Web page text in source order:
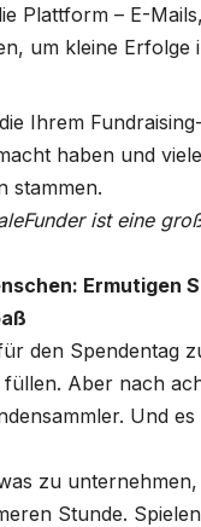
Plattform – E-
um kleine Erfolge
Ihrem
haben und
stammen.
ist eine
Ermutigen
den Spendentag
Aber nach
Und
zu
Stunde.